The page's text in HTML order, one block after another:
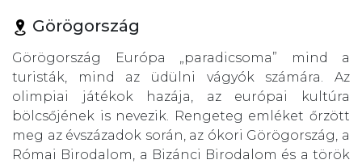
Görögország
Görögország Európa „paradicsoma” mind a
turisták, mind az üdülni vágyók számára. Az
olimpiai játékok hazája, az európai kultúra
bölcsőjének is nevezik. Rengeteg emléket őrzött
meg az évszázadok során, az ókori Görögország, a
Római Birodalom, a Bizánci Birodalom és a török